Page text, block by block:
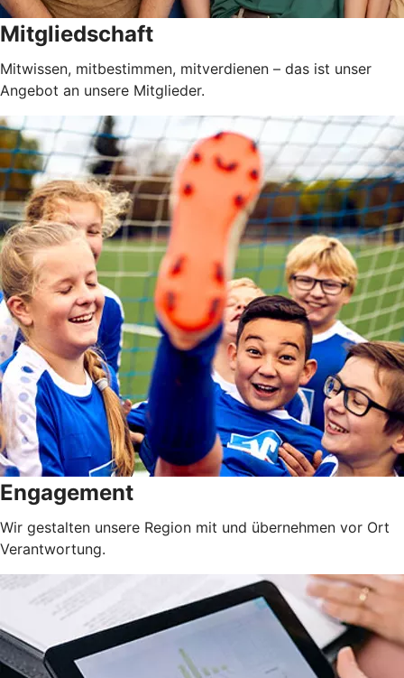
Mitgliedschaft
Mitwissen, mitbestimmen, mitverdienen – das ist unser
Angebot an unsere Mitglieder.
Engagement
Wir gestalten unsere Region mit und übernehmen vor Ort
Verantwortung.